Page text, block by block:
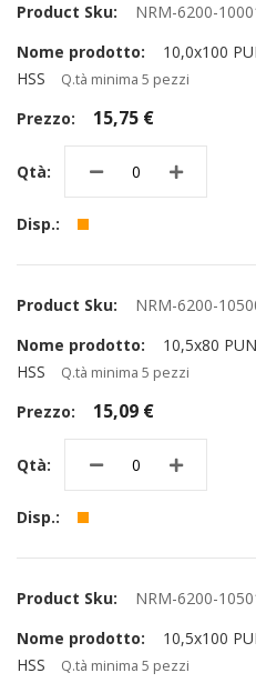
NRM-6200-
10,0x100
HSS
Q.tà minima 5 pezzi
15,75 €
NRM-6200-
10,5x80
HSS
Q.tà minima 5 pezzi
15,09 €
NRM-6200-
10,5x100
HSS
Q.tà minima 5 pezzi